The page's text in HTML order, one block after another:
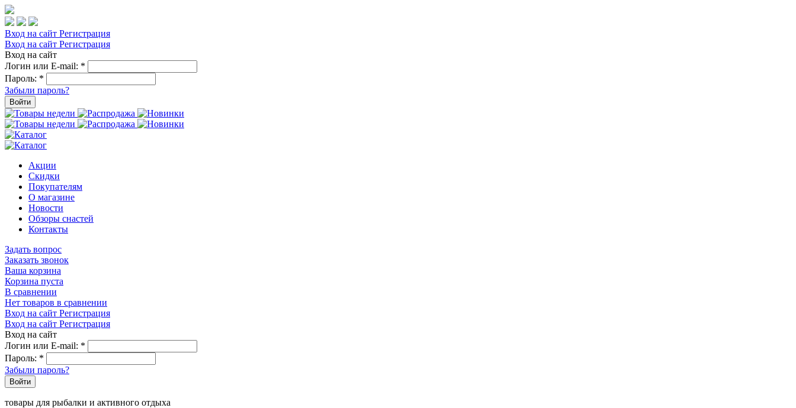
Вход на сайт Регистрация
Вход на сайт Регистрация
Вход на сайт
Логин или E-mail: *
Пароль: *
Забыли пароль?
Войти
Акции
Скидки
Покупателям
О магазине
Новости
Обзоры снастей
Контакты
Задать вопрос
Заказать звонок
Ваша корзина
Корзина пуста
В сравнении
Нет товаров в сравнении
Вход на сайт Регистрация
Вход на сайт Регистрация
Вход на сайт
Логин или E-mail: *
Пароль: *
Забыли пароль?
Войти
товары для рыбалки и активного отдыха